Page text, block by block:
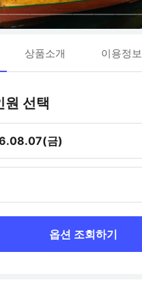
상품소개 이용정보
원 선택
금)
옵션 조회하기